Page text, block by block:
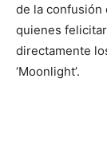
de la confusión
quienes
directamente
‘Moonlight’.